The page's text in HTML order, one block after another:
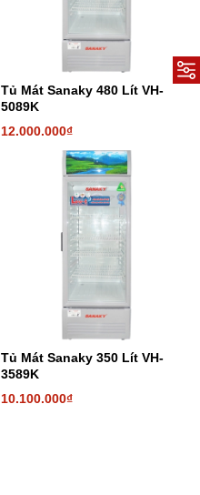
Tủ Mát Sanaky 480 Lít VH-
5089K
12.000.000₫
Tủ Mát Sanaky 350 Lít VH-
3589K
10.100.000₫